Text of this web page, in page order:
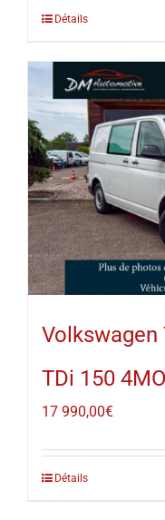
Détails
Volkswagen
TDi 150
17 990,00€
Détails